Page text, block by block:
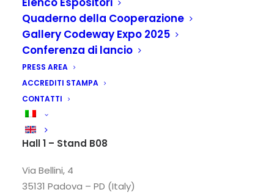
Quaderno della Cooperazione
Gallery Codeway Expo 2025
Conferenza di lancio
PRESS AREA
ACCREDITI STAMPA
CONTATTI
Bergs & More S.r.l.
Hall 1 – Stand B08
Via Bellini, 4
35131 Padova – PD (Italy)